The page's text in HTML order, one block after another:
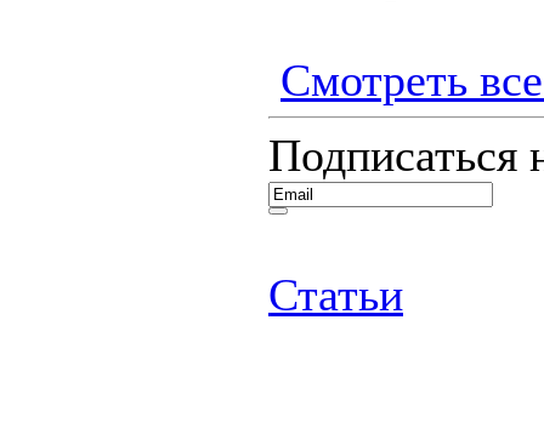
Смотреть
Подписаться
Статьи